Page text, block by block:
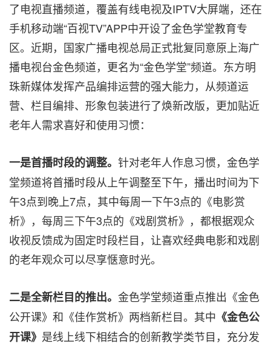
了电视直播频道，覆盖有线电视及IPTV大屏端，还在
手机移动端“百视TV”APP中开设了金色学堂教育专
区。近期，国家广播电视总局正式批复同意原上海广
播电视台金色频道，更名为“金色学堂”频道。东方明
珠新媒体发挥产品编排运营的强大能力，从频道运
营、栏目编排、形象包装进行了焕新改版，更加贴近
老年人需求喜好和使用习惯：
一是首播时段的调整。 针对老年人作息习惯，金色学
堂频道将首播时段从上午调整至下午，播出时间为下
午3点到晚上7点，其中每周一下午3点的《电影赏
析》，每周三下午3点的《戏剧赏析》，都根据观众
收视反馈成为固定时段栏目，让喜欢经典电影和戏剧
的老年观众可以尽享惬意时光。
二是全新栏目的推出。 金色学堂频道重点推出《金色
公开课》和《佳作赏析》两档新栏目。其中 《金色公
开课》 是线上线下相结合的创新教学类节目，充分发